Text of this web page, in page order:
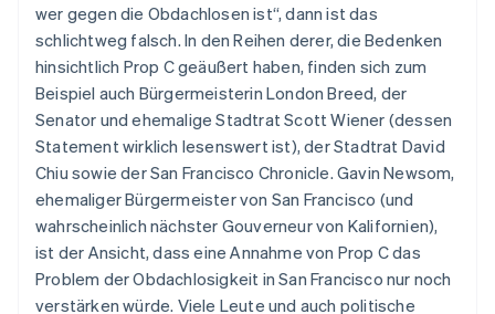
wer gegen die Obdachlosen ist“, dann ist das
schlichtweg falsch. In den Reihen derer, die Bedenken
hinsichtlich Prop C geäußert haben, finden sich zum
Beispiel auch Bürgermeisterin London Breed, der
Senator und ehemalige Stadtrat Scott Wiener (dessen
Statement wirklich lesenswert ist), der Stadtrat David
Chiu sowie der San Francisco Chronicle. Gavin Newsom,
ehemaliger Bürgermeister von San Francisco (und
wahrscheinlich nächster Gouverneur von Kalifornien),
ist der Ansicht, dass eine Annahme von Prop C das
Problem der Obdachlosigkeit in San Francisco nur noch
verstärken würde. Viele Leute und auch politische
Bulgarien
English
Dänemark
English
Deutschland
DeutschEnglish
Estland
English
Festlandchina
简体中文 English
Finnland
EnglishSvenska
Frankreich
Français English